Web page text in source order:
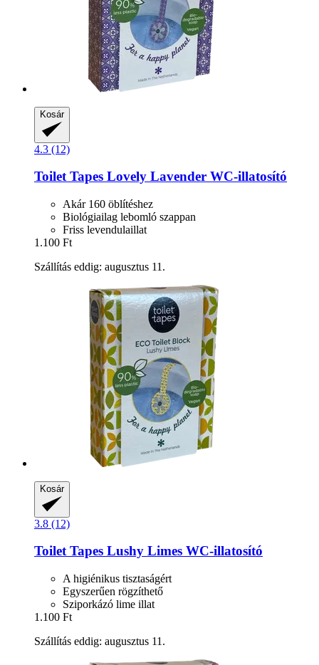
Kosár
4.3 (12)
Toilet Tapes Lovely Lavender WC-​illatosító
Akár 160 öblítéshez
Biológiailag lebomló szappan
Friss levendulaillat
1.100 Ft
Szállítás eddig: augusztus 11.
Kosár
3.8 (12)
Toilet Tapes Lushy Limes WC-​illatosító
A higiénikus tisztaságért
Egyszerűen rögzíthető
Sziporkázó lime illat
1.100 Ft
Szállítás eddig: augusztus 11.